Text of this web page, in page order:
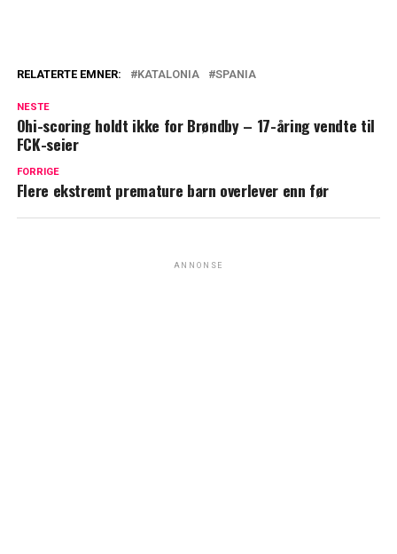
RELATERTE EMNER: KATALONIA SPANIA
NESTE
Ohi-scoring holdt ikke for Brøndby – 17-åring vendte til
FCK-seier
FORRIGE
Flere ekstremt premature barn overlever enn før
ANNONSE